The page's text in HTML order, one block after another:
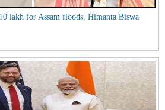
lakh for Assam floods, Himanta Biswa